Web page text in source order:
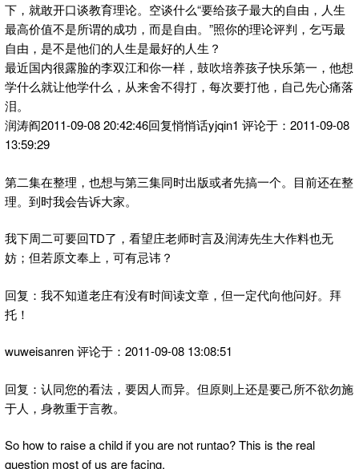
下，就敢开口谈教育理论。空谈什么“要给孩子最大的自由，人生
最高价值不是所谓的成功，而是自由。”照你的理论评判，乞丐最
自由，是不是他们的人生是最好的人生？
最近国内很露脸的李双江和你一样，鼓吹培养孩子快乐第一，他想
学什么就让他学什么，从来舍不得打，每次要打他，自己先心痛落
泪。
润涛阎2011-09-08 20:42:46回复悄悄话yjqin1 评论于：2011-09-08
13:59:29
第二集在整理，也想与第三集同时出版或者先搞一个。目前还在整
理。到时我会告诉大家。
我下周二可要回TD了，看望庄老师时言及润涛先生大作料也无
妨；但若原文奉上，可有忌讳？
回复：我不知道老庄有没有时间读文章，但一定代向他问好。拜
托！
wuweisanren 评论于：2011-09-08 13:08:51
回复：认同您的看法，要因人而异。但原则上还是要己所不欲勿施
于人，身教重于言教。
So how to raise a child if you are not runtao? This is the real
question most of us are facing.